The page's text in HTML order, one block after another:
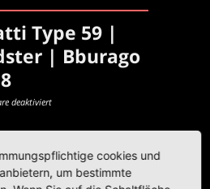
Type 59 |
| Bburago
deaktiviertfür
|
|
Bburago
1:18
cookies und
um bestimmte